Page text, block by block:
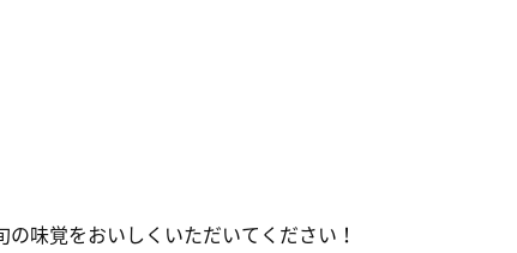
味覚をおいしくいただいてください！